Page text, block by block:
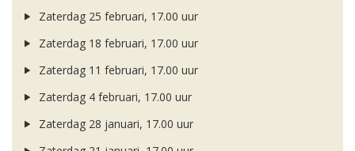
Zaterdag 25 februari, 17.00 uur
Zaterdag 18 februari, 17.00 uur
Zaterdag 11 februari, 17.00 uur
Zaterdag 4 februari, 17.00 uur
Zaterdag 28 januari, 17.00 uur